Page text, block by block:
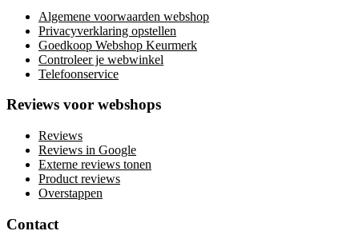
Algemene voorwaarden webshop
Privacyverklaring opstellen
Goedkoop Webshop Keurmerk
Controleer je webwinkel
Telefoonservice
Reviews voor webshops
Reviews
Reviews in Google
Externe reviews tonen
Product reviews
Overstappen
Contact